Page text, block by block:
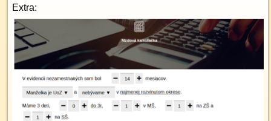
Extra: